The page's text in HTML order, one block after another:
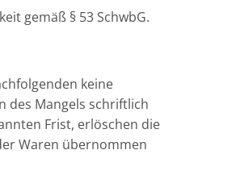
gemäß § 53 SchwbG.
keine
des Mangels schriftlich
Frist, erlöschen die
Waren übernommen